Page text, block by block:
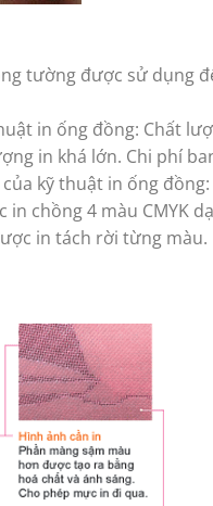
tường được sử dụng
in ống đồng: Chất
in khá lớn. Chi phí
kỹ thuật in ống đồng:
in chồng 4 màu CMYK
in tách rời từng màu.